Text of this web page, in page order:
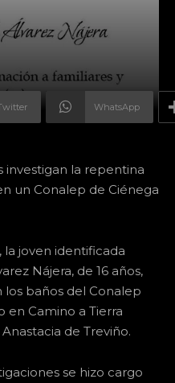
WhatsApp
investigan la repentina
un Conalep de Ciénega
la joven identificada
Nájera, de 16 años,
baños del Conalep
en Camino a Tierra
de Treviño.
se hizo cargo